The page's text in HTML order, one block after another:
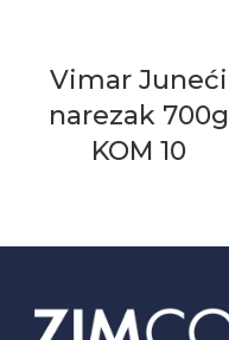
Vimar Juneći
narezak 700g
KOM 10